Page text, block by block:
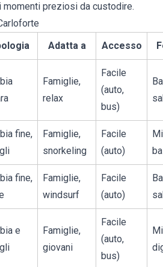
momenti preziosi da custodire.
Adatta a Accesso
Famiglie,
relax
Facile
(auto,
bus)
fine,
Famiglie,
snorkeling
Facile
(auto)
fine,
Famiglie,
windsurf
Facile
(auto)
e
Famiglie,
giovani
Facile
(auto,
bus)